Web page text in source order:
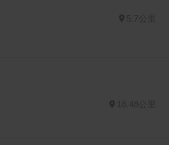
5.7公里
16.48公里